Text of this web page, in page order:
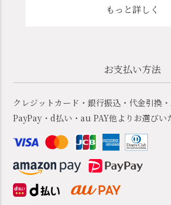
もっと詳しく
お支払い方法
クレジットカード・銀行振込・代金引換
PayPay・d払い・au PAY他よりお選びい